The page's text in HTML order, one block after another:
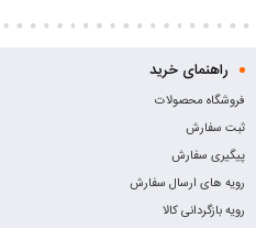
راهنمای خرید
فروشگاه محصولات
ثبت سفارش
پیگیری سفارش
رویه های ارسال سفارش
رویه بازگردانی کالا